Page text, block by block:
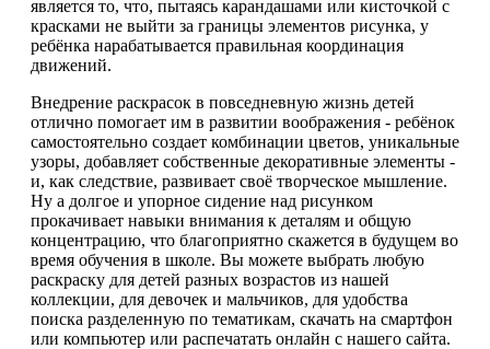
является то, что, пытаясь карандашами или кисточкой с
красками не выйти за границы элементов рисунка, у
ребёнка нарабатывается правильная координация
движений.
Внедрение раскрасок в повседневную жизнь детей
отлично помогает им в развитии воображения - ребёнок
самостоятельно создает комбинации цветов, уникальные
узоры, добавляет собственные декоративные элементы -
и, как следствие, развивает своё творческое мышление.
Ну а долгое и упорное сидение над рисунком
прокачивает навыки внимания к деталям и общую
концентрацию, что благоприятно скажется в будущем во
время обучения в школе. Вы можете выбрать любую
раскраску для детей разных возрастов из нашей
коллекции, для девочек и мальчиков, для удобства
поиска разделенную по тематикам, скачать на смартфон
или компьютер или распечатать онлайн с нашего сайта.